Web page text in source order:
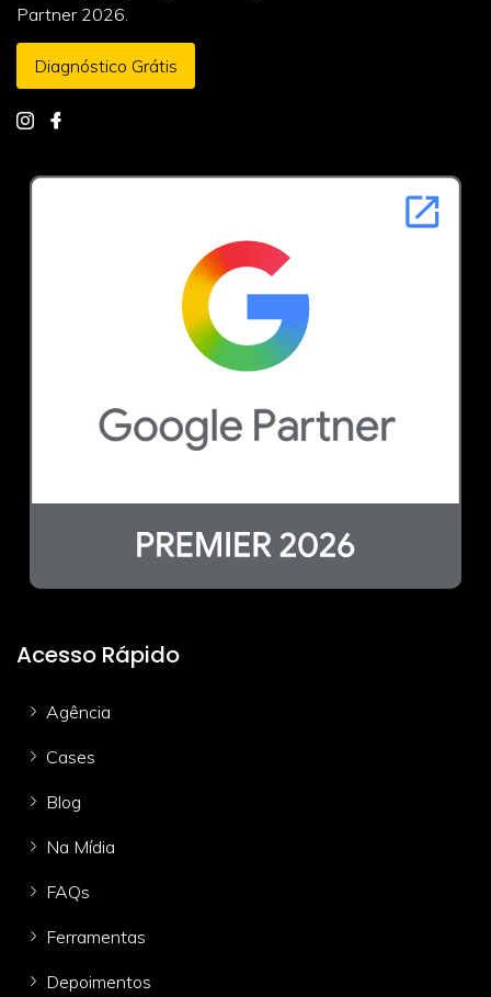
Partner 2026.
Diagnóstico Grátis
Acesso Rápido
Agência
Cases
Blog
Na Mídia
FAQs
Ferramentas
Depoimentos